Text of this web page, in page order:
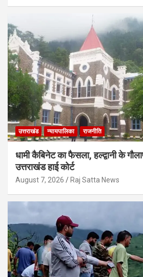
उत्तराखंड न्यायपालिका राजनीति
धामी कैबिनेट का फैसला, हल्द्वानी के
उत्तराखंड हाई कोर्ट
August 7, 2026 Raj Satta News